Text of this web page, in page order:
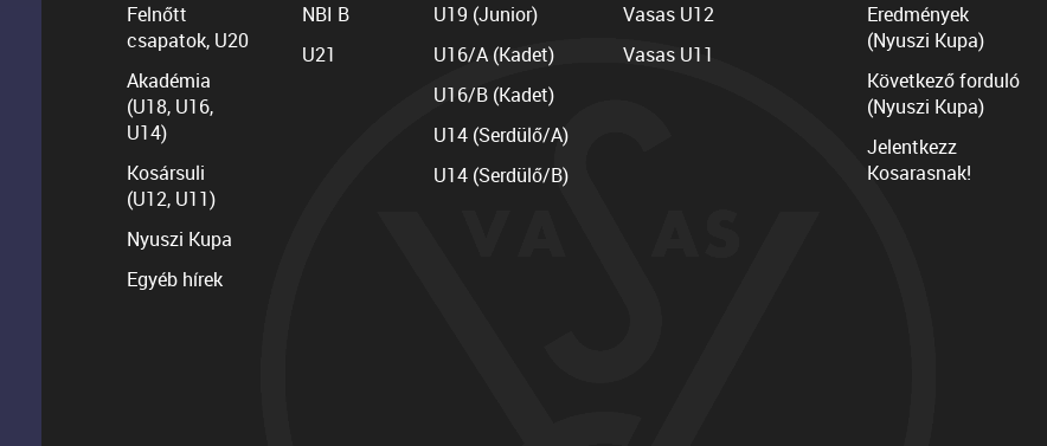
Felnőtt
csapatok, U20
Akadémia
(U18, U16,
U14)
Kosársuli
(U12, U11)
Nyuszi Kupa
Egyéb hírek
NBI B
U21
U19 (Junior)
U16/A (Kadet)
U16/B (Kadet)
U14 (Serdülő/A)
U14 (Serdülő/B)
Vasas U12
Vasas U11
Eredmények
(Nyuszi Kupa)
Következő forduló
(Nyuszi Kupa)
Jelentkezz
Kosarasnak!